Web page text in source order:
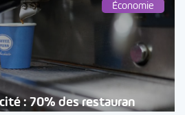
Économie
: 70% des restauran